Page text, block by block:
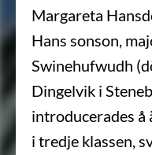
Margareta
Hans sonson,
Swinehufwudh
Dingelvik i
introducerades
i tredje klassen,